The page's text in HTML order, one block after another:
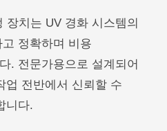
장치는 UV 경화 시스템의
정확하며 비용
. 전문가용으로 설계되어
업 전반에서 신뢰할 수
니다.